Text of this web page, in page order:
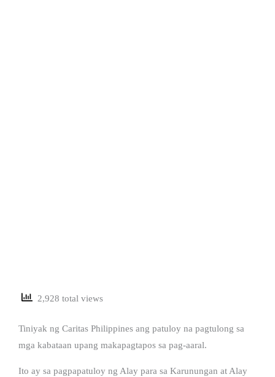
2,928 total views
Tiniyak ng Caritas Philippines ang patuloy na pagtulong sa
mga kabataan upang makapagtapos sa pag-aaral.
Ito ay sa pagpapatuloy ng Alay para sa Karunungan at Alay